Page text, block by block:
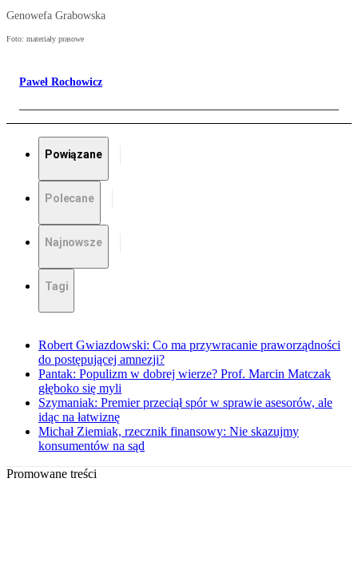
Genowefa Grabowska
Foto: materiały prasowe
Paweł Rochowicz
Powiązane
Polecane
Najnowsze
Tagi
Robert Gwiazdowski: Co ma przywracanie praworządności
do postępującej amnezji?
Pantak: Populizm w dobrej wierze? Prof. Marcin Matczak
głęboko się myli
Szymaniak: Premier przeciął spór w sprawie asesorów, ale
idąc na łatwiznę
Michał Ziemiak, rzecznik finansowy: Nie skazujmy
konsumentów na sąd
Promowane treści